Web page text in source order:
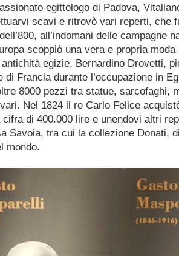
egittologo di Padova,
scavi e ritrovò vari reperti, che
all’indomani delle campagne
scoppiò una vera e propria moda
egizie. Bernardino Drovetti,
di Francia durante l’occupazione in
8000 pezzi tra statue, sarcofaghi,
Nel 1824 il re Carlo Felice
di 400.000 lire e unendovi altri
Savoia, tra cui la collezione Donati,
mondo.